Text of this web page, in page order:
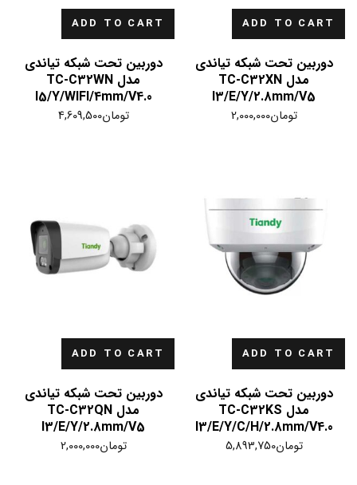
ADD TO CART
دوربین تحت شبکه تیاندی
مدل TC-C32XN
I3/E/Y/2.8mm/V5
تومان2,000,000
ADD TO CART
دوربین تحت شبکه تیاندی
مدل TC-C32WN
I5/Y/WIFI/4mm/V4.0
تومان4,609,500
ADD TO CART
دوربین تحت شبکه تیاندی
مدل TC-C32KS
I3/E/Y/C/H/2.8mm/V4.0
تومان5,893,750
ADD TO CART
دوربین تحت شبکه تیاندی
مدل TC-C32QN
I3/E/Y/2.8mm/V5
تومان2,000,000